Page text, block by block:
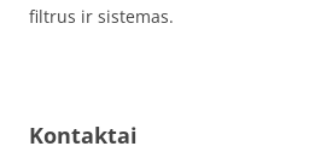
filtrus ir sistemas.
Kontaktai